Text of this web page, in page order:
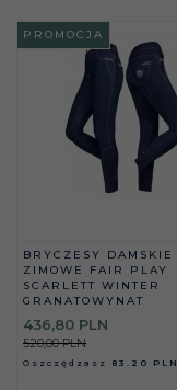
PROMOCJA
BRYCZESY DAMSKIE
ZIMOWE FAIR PLAY
SCARLETT WINTER
GRANATOWYNAT
436,80 PLN
520,00 PLN
Oszczędzasz 83.20 PLN